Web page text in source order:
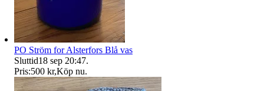
PO Ström for Alsterfors Blå vas
Sluttid18 sep 20:47.
Pris:500 kr,Köp nu.